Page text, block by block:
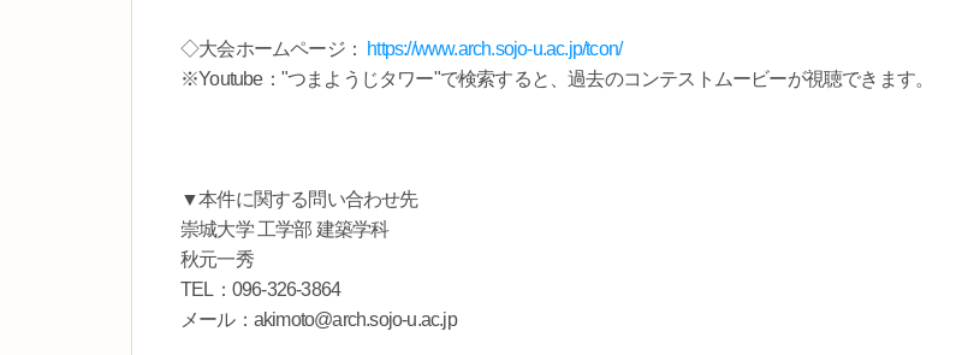
◇大会ホームページ：
https://www.arch.sojo-u.ac.jp/tcon/
※Youtube："つまようじタワー"で検索すると、過去のコンテストムービーが視聴できます。
▼本件に関する問い合わせ先
崇城大学 工学部 建築学科
秋元一秀
TEL：096-326-3864
メール：akimoto@arch.sojo-u.ac.jp